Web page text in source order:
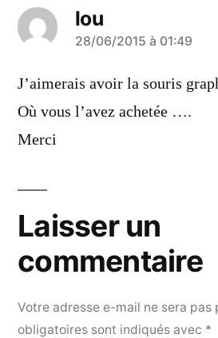
lou
a
dit :
28/06/2015 à 01:49
J’aimerais avoir la souris
Où vous l’avez achetée ….
Merci
Laisser un
commentaire
Votre adresse e-mail ne sera pas
obligatoires sont indiqués avec *